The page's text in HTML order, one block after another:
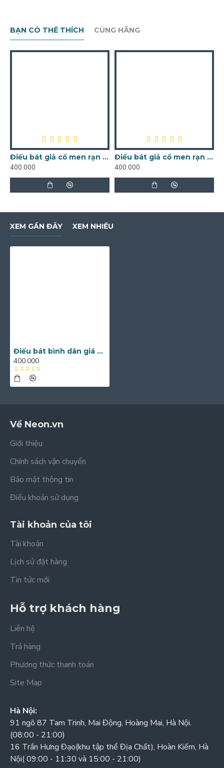
BẠN CÓ THỂ THÍCH CÙNG HÃNG
Điếu bát giả cổ men rạn Bát Tràng DB01B
400.000
Điếu bát giả cổ men rạn DB18
400.000
XEM GẦN ĐÂY XEM NHIỀU
Điếu bát bình dân giá rẻ Bát Tràng DB35
400.000
Về Neon.vn
Giới thiệu
Chính sách vận chuyển
Bảo mật thông tin
Điều khoản sử dụng
Tài khoản của tôi
Tài khoản
Lịch sử đặt hàng
Tin tức mới
Hỗ trợ khách hàng
Liên hệ
Trả hàng
Phương thức thanh toán
Site Map
Hà Nội:
91 ngõ 87 Tam Trinh, Mai Động, Hoàng Mai, Hà Nội.
(08:00 - 21:00)
16 Trần Hưng Đạo(khu tập thể Địa Chất), Hoàn Kiếm, Hà
Nội( 09:00 - 11:30 và 15:00 - 21:00)